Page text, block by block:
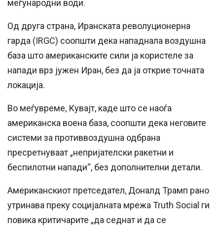
меѓународни води.
Од друга страна, Иранската револуционерна
гарда (IRGC) соопшти дека нападнала воздушна
база што американските сили ја користеле за
напади врз јужен Иран, без да ја открие точната
локација.
Во меѓувреме, Кувајт, каде што се наоѓа
американска воена база, соопшти дека неговите
системи за противвоздушна одбрана
пресретнуваат „непријателски ракетни и
беспилотни напади“, без дополнителни детали.
Американскиот претседател, Доналд Трамп рано
утринава преку социјалната мрежа Truth Social ги
повика критичарите „да седнат и да се